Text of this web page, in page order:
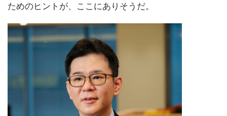
ためのヒントが、ここにありそうだ。